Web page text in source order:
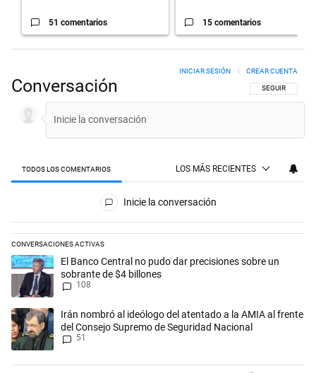
51 comentarios 15 comentarios
Conversación SIGA ESTA
SEGUIR
INICIAR SESIÓN | CREAR CUENTA
TODOS LOS COMENTARIOS LOS MÁS RECIENTES
Todos los comentarios
Inicie la conversación
CONVERSACIONES ACTIVAS
Este listado muestra los artículos con más comentarios en los
Un artículo de tendencia con el título "El Banco Central no pudo dar
El Banco Central no pudo dar precisiones sobre un
sobrante de $4 billones
108
Un artículo de tendencia con el título "Irán nombró al ideólogo del
Irán nombró al ideólogo del atentado a la AMIA al frente
del Consejo Supremo de Seguridad Nacional
51